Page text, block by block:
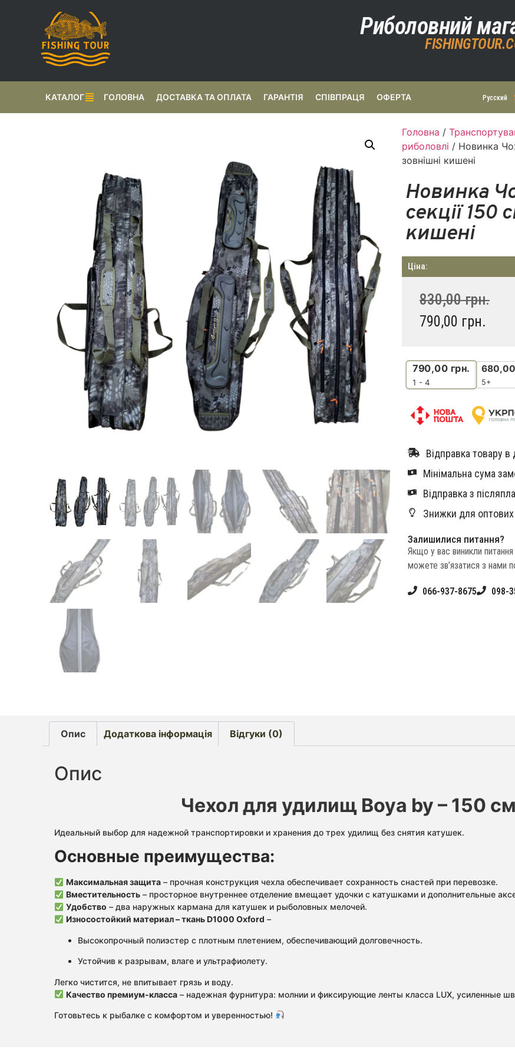
Риболовний
Русский
КАТАЛОГ ГОЛОВНА ДОСТАВКА ТА ОПЛАТА ГАРАНТІЯ СПІВПРАЦЯ ОФЕРТА
Головна /
риболовлі / Новинка
зовнішні кишені
Новинка
секції 150
кишені
Ціна:
830,00грн.
790,00 грн.
790,00 грн.
1 - 4
680,00
5+
Відправка товару
Мінімальна сума
Відправка з
Знижки для оптових
Залишилися питання?
Якщо у вас виникли
можете зв’язатися з нами
066-937-8675 098-
Опис Додаткова інформація Відгуки (0)
Опис
Чехол для удилищ Boya by – 150
Идеальный выбор для надежной транспортировки и хранения до трех удилищ без снятия катушек.
Основные преимущества:
Максимальная защита– прочная конструкция чехла обеспечивает сохранность снастей при перевозке.
Вместительность– просторное внутреннее отделение вмещает удочки с катушками и дополнительные
Удобство – два наружных кармана для катушек и рыболовных мелочей.
Износостойкий материал – ткань D1000 Oxford –
Высокопрочный полиэстер с плотным плетением, обеспечивающий долговечность.
Устойчив к разрывам, влаге и ультрафиолету.
Легко чистится, не впитывает грязь и воду.
Качество премиум-класса– надежная фурнитура: молнии и фиксирующие ленты класса LUX, усиленные
Готовьтесь к рыбалке с комфортом и уверенностью!